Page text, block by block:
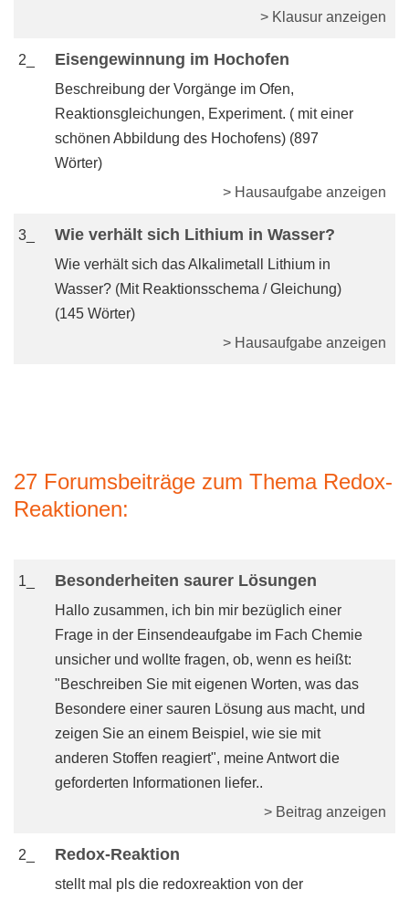
> Klausur anzeigen
2_ Eisengewinnung im Hochofen
Beschreibung der Vorgänge im Ofen,
Reaktionsgleichungen, Experiment. ( mit einer
schönen Abbildung des Hochofens) (897
Wörter)
> Hausaufgabe anzeigen
3_ Wie verhält sich Lithium in Wasser?
Wie verhält sich das Alkalimetall Lithium in
Wasser? (Mit Reaktionsschema / Gleichung)
(145 Wörter)
> Hausaufgabe anzeigen
27 Forumsbeiträge zum Thema Redox-
Reaktionen:
1_ Besonderheiten saurer Lösungen
Hallo zusammen, ich bin mir bezüglich einer
Frage in der Einsendeaufgabe im Fach Chemie
unsicher und wollte fragen, ob, wenn es heißt:
"Beschreiben Sie mit eigenen Worten, was das
Besondere einer sauren Lösung aus macht, und
zeigen Sie an einem Beispiel, wie sie mit
anderen Stoffen reagiert", meine Antwort die
geforderten Informationen liefer..
> Beitrag anzeigen
2_ Redox-Reaktion
stellt mal pls die redoxreaktion von der